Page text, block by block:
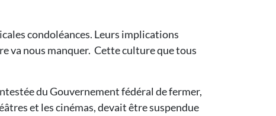
condoléances. Leurs implications
va nous manquer. Cette culture que tous
du Gouvernement fédéral de fermer,
et les cinémas, devait être suspendue